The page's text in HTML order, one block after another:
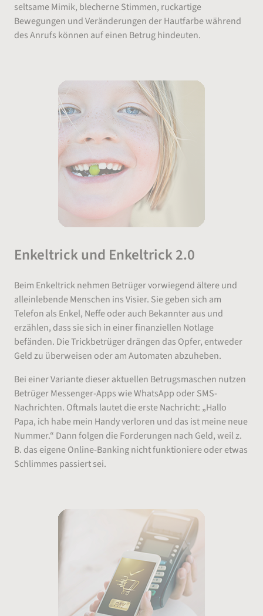
seltsame Mimik, blecherne Stimmen, ruckartige
Bewegungen und Veränderungen der Hautfarbe während
des Anrufs können auf einen Betrug hindeuten.
Enkeltrick und Enkeltrick 2.0
Beim Enkeltrick nehmen Betrüger vorwiegend ältere und
alleinlebende Menschen ins Visier. Sie geben sich am
Telefon als Enkel, Neffe oder auch Bekannter aus und
erzählen, dass sie sich in einer finanziellen Notlage
befänden. Die Trickbetrüger drängen das Opfer, entweder
Geld zu überweisen oder am Automaten abzuheben.
Bei einer Variante dieser aktuellen Betrugsmaschen nutzen
Betrüger Messenger-Apps wie WhatsApp oder SMS-
Nachrichten. Oftmals lautet die erste Nachricht: „Hallo
Papa, ich habe mein Handy verloren und das ist meine neue
Nummer.“ Dann folgen die Forderungen nach Geld, weil z.
B. das eigene Online-Banking nicht funktioniere oder etwas
Schlimmes passiert sei.